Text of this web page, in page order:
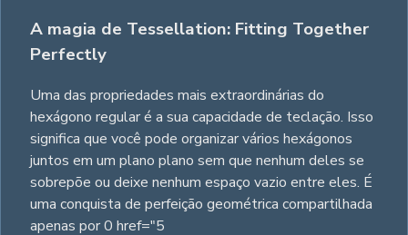
A magia de Tessellation: Fitting Together
Perfectly
Uma das propriedades mais extraordinárias do
hexágono regular é a sua capacidade de teclação. Isso
significa que você pode organizar vários hexágonos
juntos em um plano plano sem que nenhum deles se
sobrepõe ou deixe nenhum espaço vazio entre eles. É
uma conquista de perfeição geométrica compartilhada
apenas por 0 href="5